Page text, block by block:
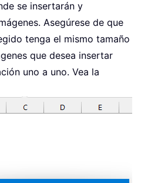
se insertarán y
Asegúrese de que
tenga el mismo tamaño
que desea insertar
uno a uno. Vea la